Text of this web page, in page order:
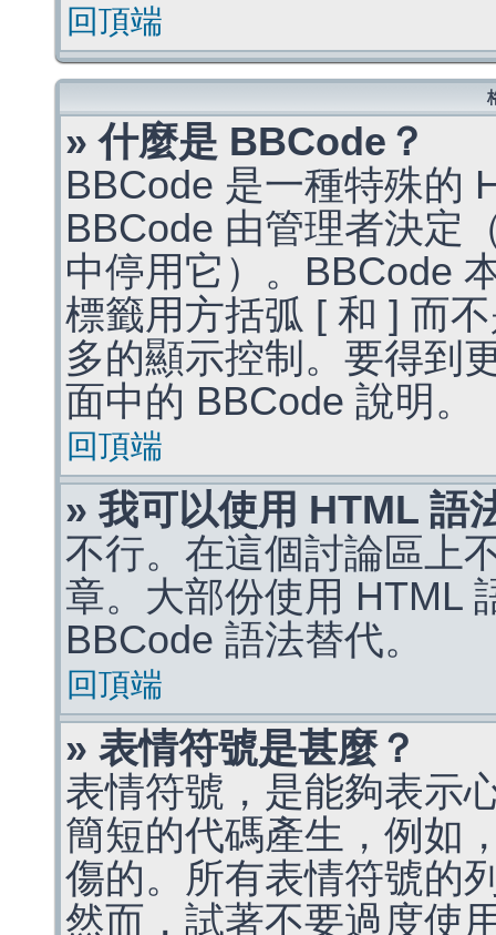
回頂端
» 什麼是 BBCode？
BBCode 是一種特殊的
BBCode 由管理者決定
中停用它）。BBCode
標籤用方括弧 [ 和 ] 而
多的顯示控制。要得到
面中的 BBCode 說明。
回頂端
» 我可以使用 HTML 語
不行。在這個討論區上
章。大部份使用 HTML
BBCode 語法替代。
回頂端
» 表情符號是甚麼？
表情符號，是能夠表示
簡短的代碼產生，例如
傷的。所有表情符號的
然而，試著不要過度使